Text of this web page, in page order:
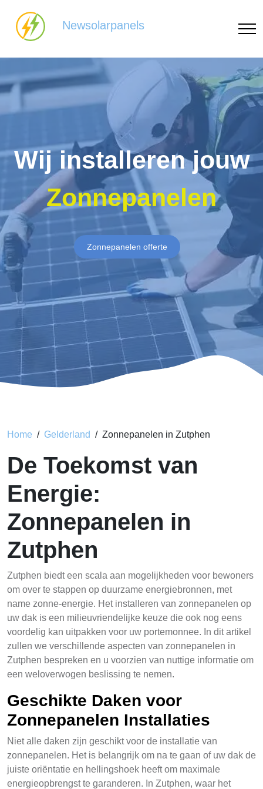
Newsolarpanels
Wij installeren jouw
Zonnepanelen
Zonnepanelen offerte
Home Gelderland Zonnepanelen in Zutphen
De Toekomst van
Energie:
Zonnepanelen in
Zutphen
Zutphen biedt een scala aan mogelijkheden voor bewoners
om over te stappen op duurzame energiebronnen, met
name zonne-energie. Het installeren van zonnepanelen op
uw dak is een milieuvriendelijke keuze die ook nog eens
voordelig kan uitpakken voor uw portemonnee. In dit artikel
zullen we verschillende aspecten van zonnepanelen in
Zutphen bespreken en u voorzien van nuttige informatie om
een weloverwogen beslissing te nemen.
Geschikte Daken voor
Zonnepanelen Installaties
Niet alle daken zijn geschikt voor de installatie van
zonnepanelen. Het is belangrijk om na te gaan of uw dak de
juiste oriëntatie en hellingshoek heeft om maximale
energieopbrengst te garanderen. In Zutphen, waar het